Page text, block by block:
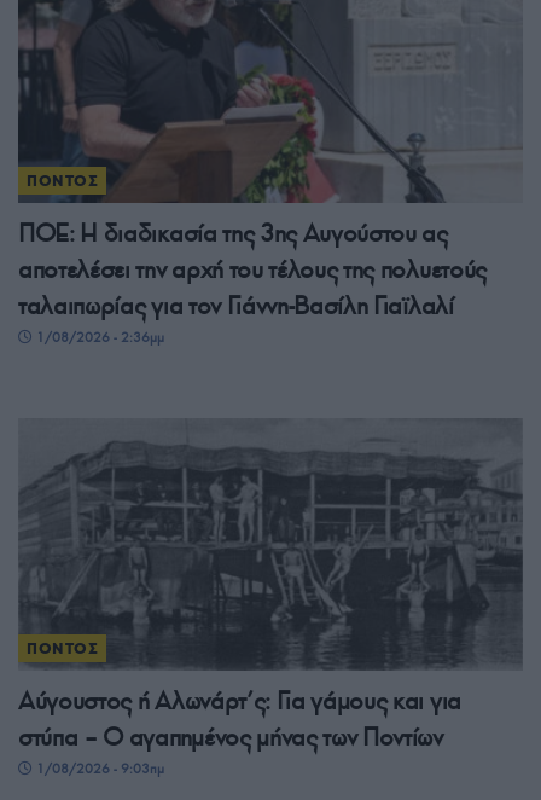
ΠΟΝΤΟΣ
ΠΟΕ: Η διαδικασία της 3ης Αυγούστου ας
αποτελέσει την αρχή του τέλους της πολυετούς
ταλαιπωρίας για τον Γιάννη-Βασίλη Γιαϊλαλί
1/08/2026 - 2:36μμ
ΠΟΝΤΟΣ
Αύγουστος ή Αλωνάρτ’ς: Για γάμους και για
στύπα – Ο αγαπημένος μήνας των Ποντίων
1/08/2026 - 9:03πμ